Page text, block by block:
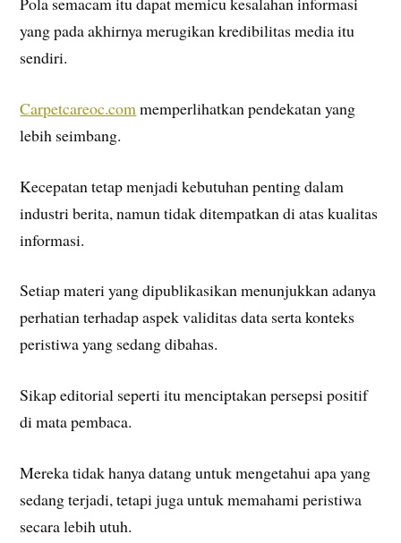
yang pada akhirnya merugikan kredibilitas media itu
sendiri.
Carpetcareoc.com memperlihatkan pendekatan yang
lebih seimbang.
Kecepatan tetap menjadi kebutuhan penting dalam
industri berita, namun tidak ditempatkan di atas kualitas
informasi.
Setiap materi yang dipublikasikan menunjukkan adanya
perhatian terhadap aspek validitas data serta konteks
peristiwa yang sedang dibahas.
Sikap editorial seperti itu menciptakan persepsi positif
di mata pembaca.
Mereka tidak hanya datang untuk mengetahui apa yang
sedang terjadi, tetapi juga untuk memahami peristiwa
secara lebih utuh.